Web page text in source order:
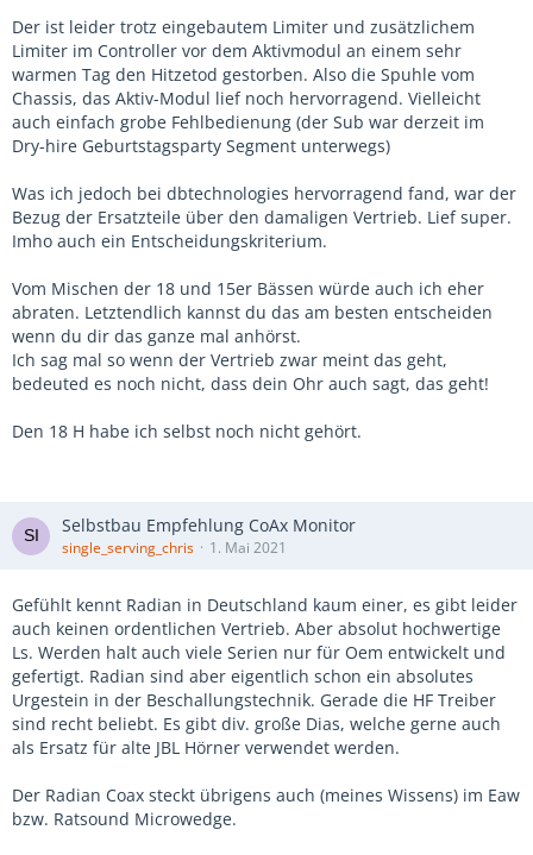
Der ist leider trotz eingebautem Limiter und zusätzlichem
Limiter im Controller vor dem Aktivmodul an einem sehr
warmen Tag den Hitzetod gestorben. Also die Spuhle vom
Chassis, das Aktiv-Modul lief noch hervorragend. Vielleicht
auch einfach grobe Fehlbedienung (der Sub war derzeit im
Dry-hire Geburtstagsparty Segment unterwegs)
Was ich jedoch bei dbtechnologies hervorragend fand, war der
Bezug der Ersatzteile über den damaligen Vertrieb. Lief super.
Imho auch ein Entscheidungskriterium.
Vom Mischen der 18 und 15er Bässen würde auch ich eher
abraten. Letztendlich kannst du das am besten entscheiden
wenn du dir das ganze mal anhörst.
Ich sag mal so wenn der Vertrieb zwar meint das geht,
bedeuted es noch nicht, dass dein Ohr auch sagt, das geht!
Den 18 H habe ich selbst noch nicht gehört.
Selbstbau Empfehlung CoAx Monitor
single_serving_chris 1. Mai 2021
Gefühlt kennt Radian in Deutschland kaum einer, es gibt leider
auch keinen ordentlichen Vertrieb. Aber absolut hochwertige
Ls. Werden halt auch viele Serien nur für Oem entwickelt und
gefertigt. Radian sind aber eigentlich schon ein absolutes
Urgestein in der Beschallungstechnik. Gerade die HF Treiber
sind recht beliebt. Es gibt div. große Dias, welche gerne auch
als Ersatz für alte JBL Hörner verwendet werden.
Der Radian Coax steckt übrigens auch (meines Wissens) im Eaw
bzw. Ratsound Microwedge.